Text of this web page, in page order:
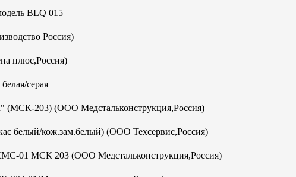
BLQ 015
Россия)
плюс,Россия)
серая
203) (ООО Медстальконструкция,Россия)
белый/кож.зам.белый) (ООО Техсервис,Россия)
01 МСК 203 (ООО Медстальконструкция,Россия)